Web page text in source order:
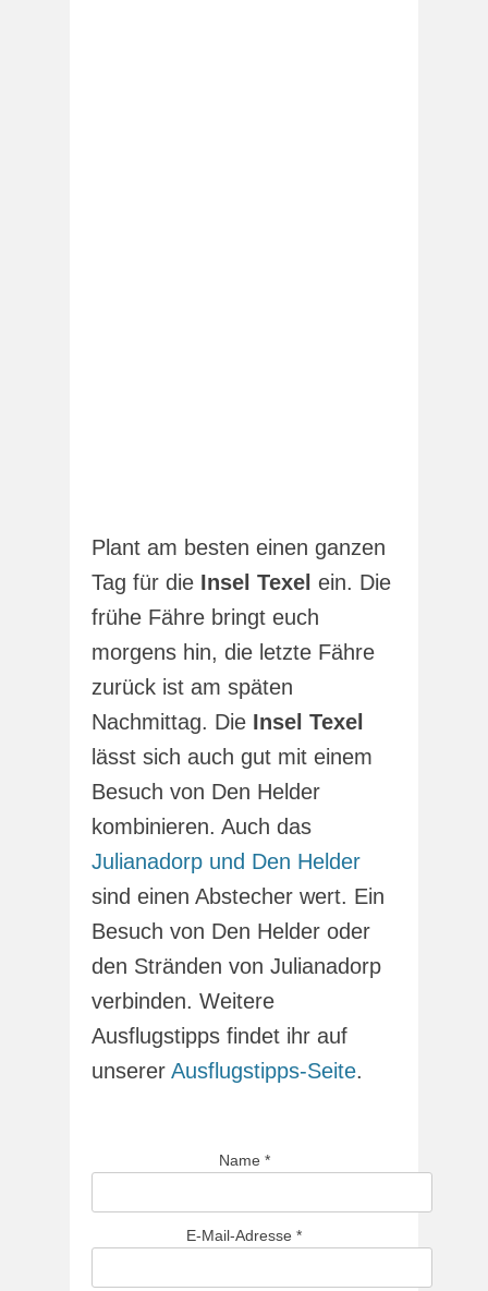
Plant am besten einen ganzen
Tag für die Insel Texel ein. Die
frühe Fähre bringt euch
morgens hin, die letzte Fähre
zurück ist am späten
Nachmittag. Die Insel Texel
lässt sich auch gut mit einem
Besuch von Den Helder
kombinieren. Auch das
Julianadorp und Den Helder
sind einen Abstecher wert. Ein
Besuch von Den Helder oder
den Stränden von Julianadorp
verbinden. Weitere
Ausflugstipps findet ihr auf
unserer Ausflugstipps-Seite.
Name *
E-Mail-Adresse *